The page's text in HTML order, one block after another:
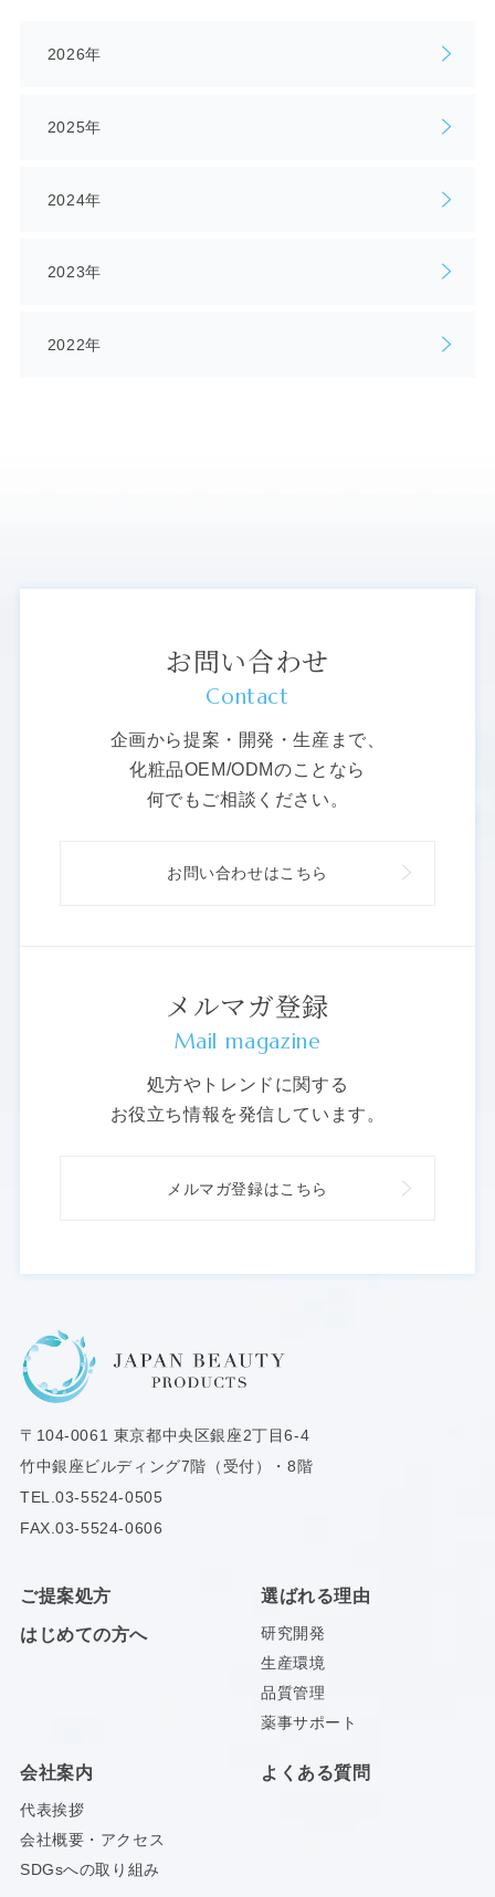
2026年
2025年
2024年
2023年
2022年
お問い合わせ
Contact
企画から提案・開発・生産まで、
化粧品OEM/ODMのことなら
何でもご相談ください。
お問い合わせはこちら
メルマガ登録
Mail magazine
処方やトレンドに関する
お役立ち情報を発信しています。
メルマガ登録はこちら
〒104-0061 東京都中央区銀座2丁目6-4
竹中銀座ビルディング7階（受付）・8階
TEL.03-5524-0505
FAX.03-5524-0606
ご提案処方
はじめての方へ
選ばれる理由
研究開発
生産環境
品質管理
薬事サポート
会社案内
代表挨拶
会社概要・アクセス
SDGsへの取り組み
よくある質問